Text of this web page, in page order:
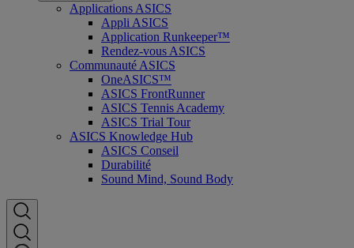
Applications ASICS
Appli ASICS
Application Runkeeper™
Rendez-vous ASICS
Communauté ASICS
OneASICS™
ASICS FrontRunner
ASICS Tennis Academy
ASICS Trial Tour
ASICS Knowledge Hub
ASICS Conseil
Durabilité
Sound Mind, Sound Body